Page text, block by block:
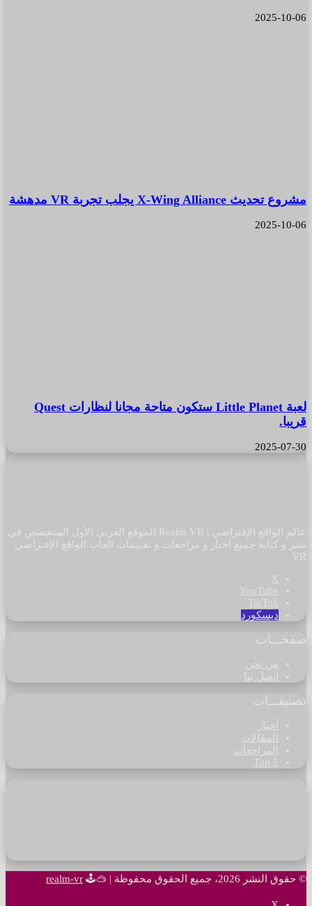
2025-10-06
مشروع تحديث X-Wing Alliance يجلب تجربة VR مدهشة
2025-10-06
لعبة Little Planet ستكون متاحة مجانا لنظارات Quest
قريبا.
2025-07-30
عالم الواقع الإفتراضي | Realm VR الموقع العربي الأول المتخصص في
نشر و كتابة جميع اخبار و مراجعات و تقييمات العاب الواقع الإفتراضي
VR
‫X
‫YouTube
‫TikTok
ديسكورد
صفحـــات
من نحن
اتصل بنا
تصنيفـــات
أخبار
المقالات
المراجعات
Top 5
© حقوق النشر 2026، جميع الحقوق محفوظة | 🥽🕹
realm-vr